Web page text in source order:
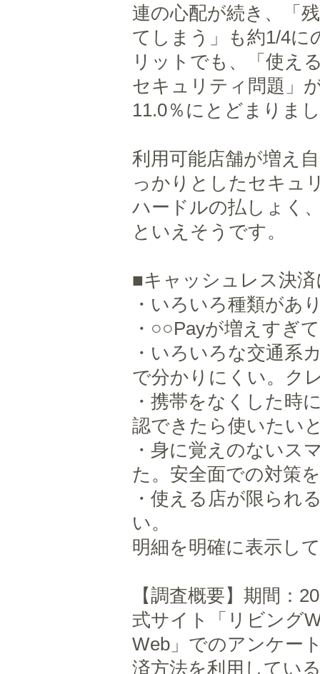
連の心配が続き、「
てしまう」も約1/4に
リットでも、「使え
セキュリティ問題」
11.0％にとどまりま
利用可能店舗が増え
っかりとしたセキュ
ハードルの払しょく
といえそうです。
■キャッシュレス決
・いろいろ種類があ
・○○Payが増えすぎ
・いろいろな交通系
で分かりにくい。ク
・携帯をなくした時
認できたら使いたい
・身に覚えのないス
た。安全面での対策
・使える店が限られ
い。
明細を明確に表示し
【調査概要】期間：
式サイト「リビング
Web」でのアンケー
済方法を利用してい